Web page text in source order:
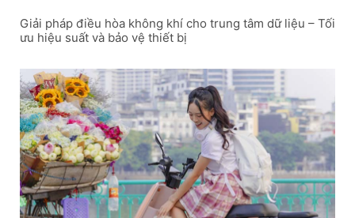
Giải pháp điều hòa không khí cho trung tâm dữ liệu – Tối
ưu hiệu suất và bảo vệ thiết bị